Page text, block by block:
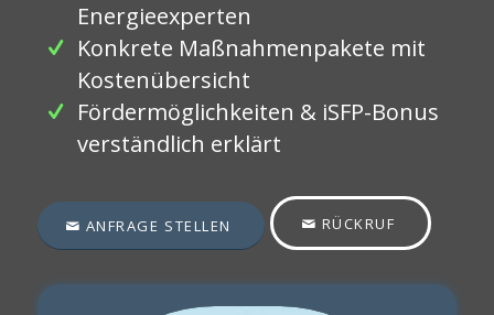
Energieexperten
Konkrete Maßnahmenpakete mit
Kostenübersicht
Fördermöglichkeiten & iSFP-Bonus
verständlich erklärt
ANFRAGE STELLEN RÜCKRUF